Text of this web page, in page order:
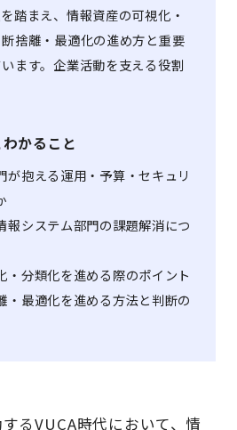
踏まえ、情報資産の可視化・
捨離・最適化の進め方と重要
ます。企業活動を支える役割
かること
が抱える運用・予算・セキュリ
報システム部門の課題解消につ
・分類化を進める際のポイント
・最適化を進める方法と判断の
るVUCA時代において、情